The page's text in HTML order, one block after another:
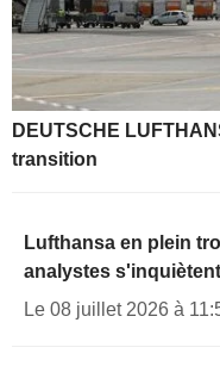
DEUTSCHE
transition
Lufthansa en plein
analystes s'inquiètent
Le 08 juillet 2026 à